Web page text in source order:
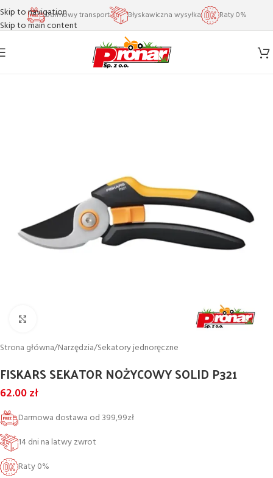
Skip to navigation
Skip to main content
Darmowy transport Błyskawiczna wysyłka Raty 0%
Strona główna/Narzędzia/Sekatory jednoręczne
FISKARS SEKATOR NOŻYCOWY SOLID P321
62.00zł
Darmowa dostawa od 399,99zł
14 dni na latwy zwrot
Raty 0%